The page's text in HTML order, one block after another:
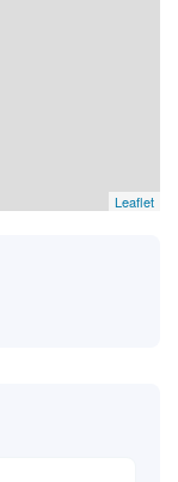
Leaflet